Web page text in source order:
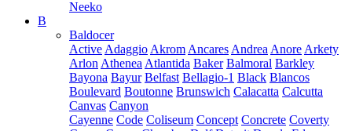
Neeko
B
Baldocer
Active Adaggio Akrom Ancares Andrea Anore Arkety
Arlon Athenea Atlantida Baker Balmoral Barkley
Bayona Bayur Belfast Bellagio-1 Black Blancos
Boulevard Boutonne Brunswich Calacatta Calcutta
Canvas Canyon
Cayenne Code Coliseum Concept Concrete Coverty